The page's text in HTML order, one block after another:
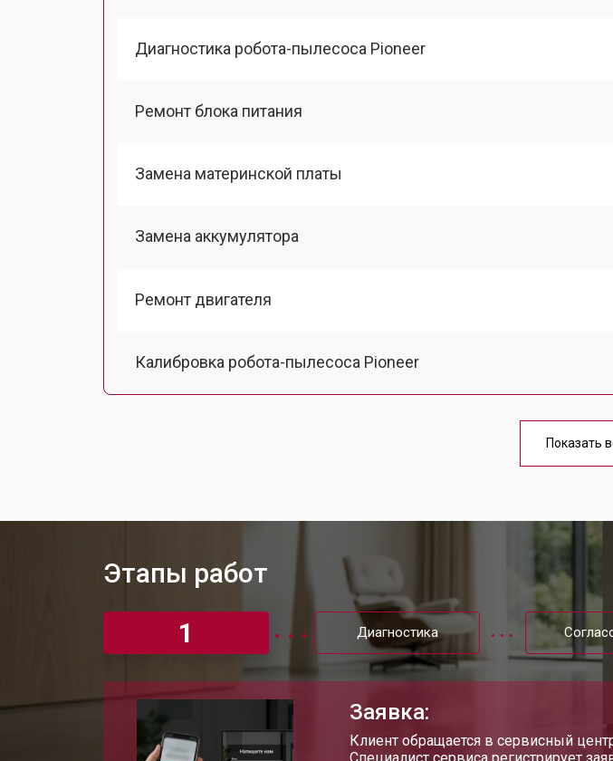
Диагностика робота-пылесоса Pioneer
Ремонт блока питания
Замена материнской платы
Замена аккумулятора
Ремонт двигателя
Калибровка робота-пылесоса Pioneer
Показать
Этапы работ
1
Диагностика
Заявка:
Клиент обращается в сервисный
Специалист сервиса регистрирует